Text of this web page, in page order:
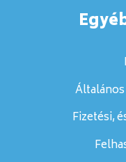
Fizetési,